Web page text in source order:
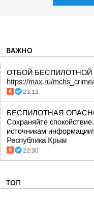
ВАЖНО
ОТБОЙ БЕСПИЛОТНОЙ
https://max.ru/
23:12
БЕСПИЛОТНАЯ
Сохраняйте
источникам информации!
Республика Крым
22:30
ТОП